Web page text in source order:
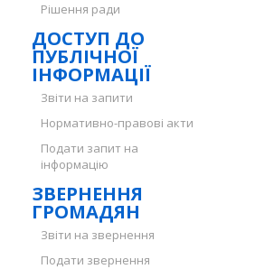
Рішення ради
ДОСТУП ДО
ПУБЛІЧНОЇ
ІНФОРМАЦІЇ
Звіти на запити
Нормативно-правові акти
Подати запит на
інформацію
ЗВЕРНЕННЯ
ГРОМАДЯН
Звіти на звернення
Подати звернення